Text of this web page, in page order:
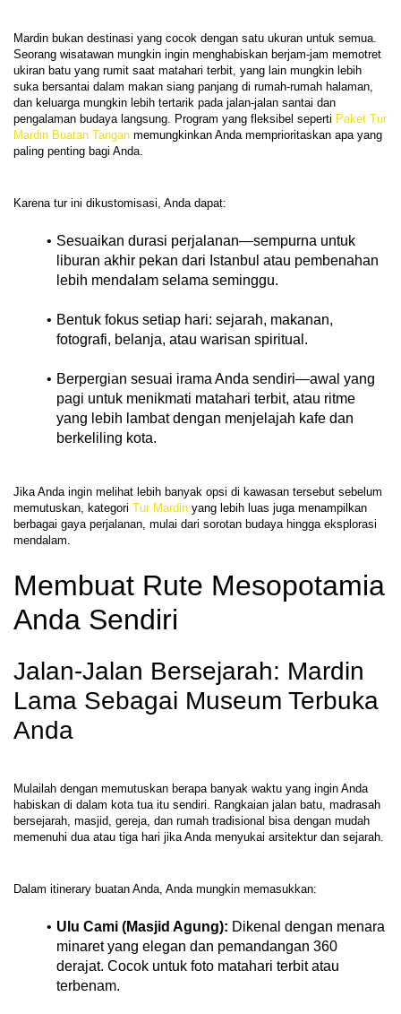
Mardin bukan destinasi yang cocok dengan satu ukuran untuk semua.
Seorang wisatawan mungkin ingin menghabiskan berjam-jam memotret
ukiran batu yang rumit saat matahari terbit, yang lain mungkin lebih
suka bersantai dalam makan siang panjang di rumah-rumah halaman,
dan keluarga mungkin lebih tertarik pada jalan-jalan santai dan
pengalaman budaya langsung. Program yang fleksibel seperti Paket Tur
Mardin Buatan Tangan memungkinkan Anda memprioritaskan apa yang
Sesuaikan durasi perjalanan—sempurna untuk
liburan akhir pekan dari Istanbul atau pembenahan
lebih mendalam selama seminggu.
Bentuk fokus setiap hari: sejarah, makanan,
fotografi, belanja, atau warisan spiritual.
Berpergian sesuai irama Anda sendiri—awal yang
pagi untuk menikmati matahari terbit, atau ritme
yang lebih lambat dengan menjelajah kafe dan
berkeliling kota.
Jika Anda ingin melihat lebih banyak opsi di kawasan tersebut sebelum
memutuskan, kategori Tur Mardin yang lebih luas juga menampilkan
berbagai gaya perjalanan, mulai dari sorotan budaya hingga eksplorasi
Membuat Rute Mesopotamia
Anda Sendiri
Jalan-Jalan Bersejarah: Mardin
Lama Sebagai Museum Terbuka
Anda
Mulailah dengan memutuskan berapa banyak waktu yang ingin Anda
habiskan di dalam kota tua itu sendiri. Rangkaian jalan batu, madrasah
bersejarah, masjid, gereja, dan rumah tradisional bisa dengan mudah
Ulu Cami (Masjid Agung): Dikenal dengan menara
minaret yang elegan dan pemandangan 360
derajat. Cocok untuk foto matahari terbit atau
terbenam.